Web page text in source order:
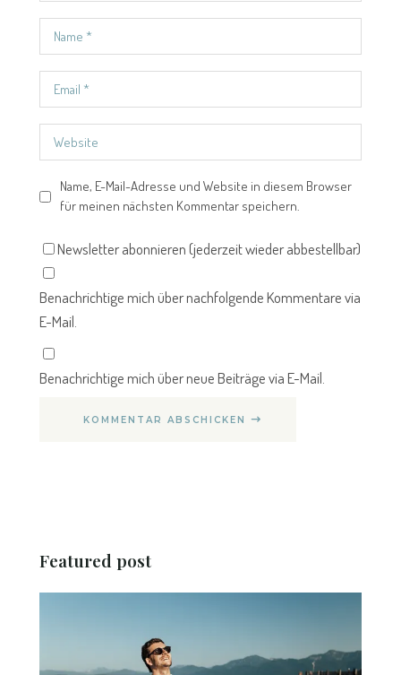
Name, E-Mail-Adresse und Website in diesem Browser
für meinen nächsten Kommentar speichern.
Newsletter abonnieren (jederzeit wieder abbestellbar)
Benachrichtige mich über nachfolgende Kommentare via
E-Mail.
Benachrichtige mich über neue Beiträge via E-Mail.
KOMMENTAR ABSCHICKEN
Featured post